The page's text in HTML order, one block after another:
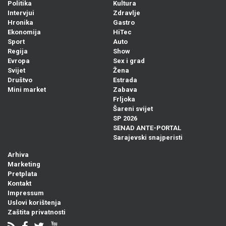
Politika
Intervjui
Hronika
Ekonomija
Sport
Regija
Evropa
Svijet
Društvo
Mini market
Kultura
Zdravlje
Gastro
HiTec
Auto
Show
Sex i grad
Žena
Estrada
Zabava
Frljoka
Šareni svijet
SP 2026
SENAD ANTE-PORTAL
Sarajevski snajperisti
Arhiva
Marketing
Pretplata
Kontakt
Impressum
Uslovi korištenja
Zaštita privatnosti